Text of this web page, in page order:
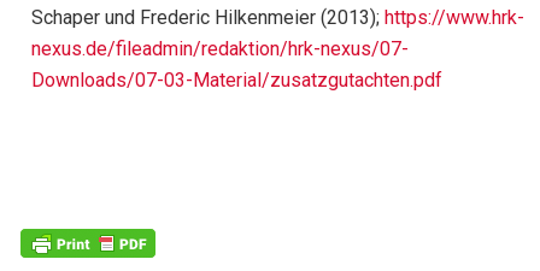
Schaper und Frederic Hilkenmeier (2013); https://www.hrk-
nexus.de/fileadmin/redaktion/hrk-nexus/07-
Downloads/07-03-Material/zusatzgutachten.pdf